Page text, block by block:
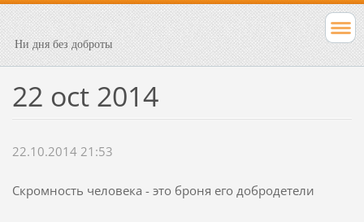
Ни дня без доброты
22 oct 2014
22.10.2014 21:53
Скромность человека - это броня его добродетели